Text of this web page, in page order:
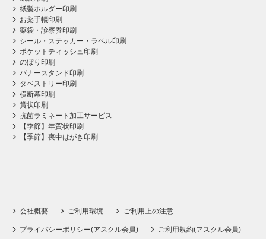
紙製ホルダー印刷
お薬手帳印刷
薬袋・診察券印刷
シール・ステッカー・ラベル印刷
ポケットティッシュ印刷
のぼり印刷
バナースタンド印刷
タペストリー印刷
横断幕印刷
賞状印刷
抗菌ラミネート加工サービス
【季節】年賀状印刷
【季節】喪中はがき印刷
会社概要 ご利用環境 ご利用上の注意
プライバシーポリシー(アスクル会員) ご利用規約(アスクル会員)